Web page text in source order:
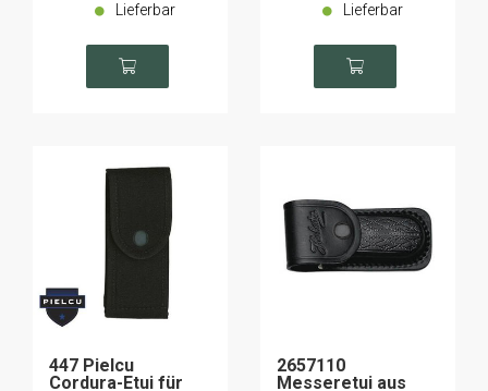
Lieferbar Lieferbar
447 Pielcu
Cordura-Etui für
2657110
Messeretui aus